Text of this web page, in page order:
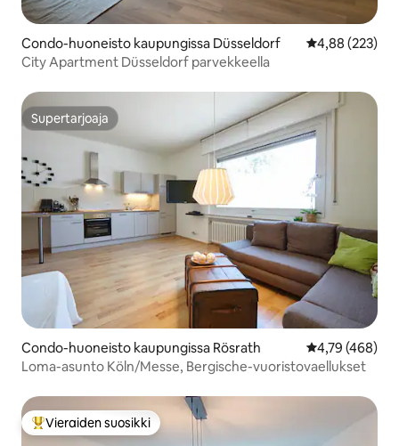
Condo-huoneisto kaupungissa Düsseldorf
4,88 (223)
City Apartment Düsseldorf parvekkeella
Supertarjoaja
Supertarjoaja
Condo-huoneisto kaupungissa Rösrath
4,79 (468)
Loma-asunto Köln/Messe, Bergische-vuoristovaellukset
Vieraiden suosikkien parhaimmistoa
Vieraiden suosikki